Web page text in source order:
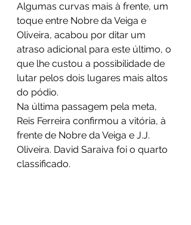
Algumas curvas mais à frente, um
toque entre Nobre da Veiga e
Oliveira, acabou por ditar um
atraso adicional para este último, o
que lhe custou a possibilidade de
lutar pelos dois lugares mais altos
do pódio.
Na última passagem pela meta,
Reis Ferreira confirmou a vitória, à
frente de Nobre da Veiga e J.J.
Oliveira. David Saraiva foi o quarto
classificado.